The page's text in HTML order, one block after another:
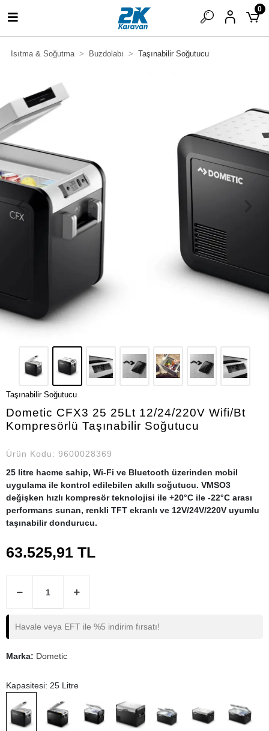
0
Isıtma & Soğutma Buzdolabı Taşınabilir Soğutucu
Taşınabilir Soğutucu
Dometic CFX3 25 25Lt 12/24/220V Wifi/Bt
Kompresörlü Taşınabilir Soğutucu
Ürün Kodu: 9600028369
25 litre hacme sahip, Wi-Fi ve Bluetooth üzerinden mobil
uygulama ile kontrol edilebilen akıllı soğutucu. VMSO3
değişken hızlı kompresör teknolojisi ile +20°C ile -22°C arası
performans sunan, renkli TFT ekranlı ve 12V/24V/220V uyumlu
taşınabilir dondurucu.
63.525,91 TL
Havale veya EFT ile %5 indirim fırsatı!
Marka: Dometic
Kapasitesi: 25 Litre